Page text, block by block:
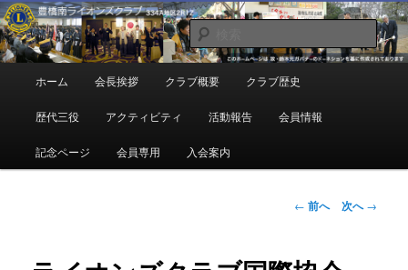
メ
イ
ン
コ
豊橋南ライオンズクラブ
地域奉仕ボランティア
検
索
ュ
ホーム 会長挨拶 クラブ概要 クラブ歴史
歴代三役 アクティビティ 活動報告 会員情報
記念ページ 会員専用 入会案内
投
ビ
← 前へ 次へ→